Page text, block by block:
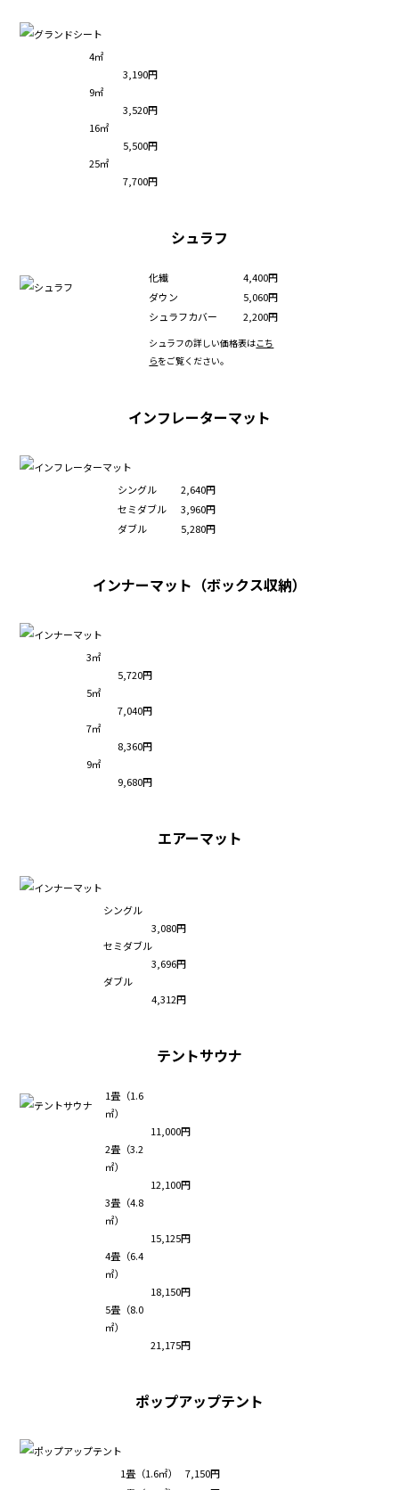
4㎡
3,190円
9㎡
3,520円
16㎡
5,500円
25㎡
7,700円
シュラフ
化繊
4,400円
ダウン
5,060円
シュラフカバー
2,200円
シュラフの詳しい価格表はこち
らをご覧ください。
インフレーターマット
シングル
2,640円
セミダブル
3,960円
ダブル
5,280円
インナーマット（ボックス収納）
3㎡
5,720円
5㎡
7,040円
7㎡
8,360円
9㎡
9,680円
エアーマット
シングル
3,080円
セミダブル
3,696円
ダブル
4,312円
テントサウナ
1畳（1.6
㎡）
11,000円
2畳（3.2
㎡）
12,100円
3畳（4.8
㎡）
15,125円
4畳（6.4
㎡）
18,150円
5畳（8.0
㎡）
21,175円
ポップアップテント
1畳（1.6㎡）
7,150円